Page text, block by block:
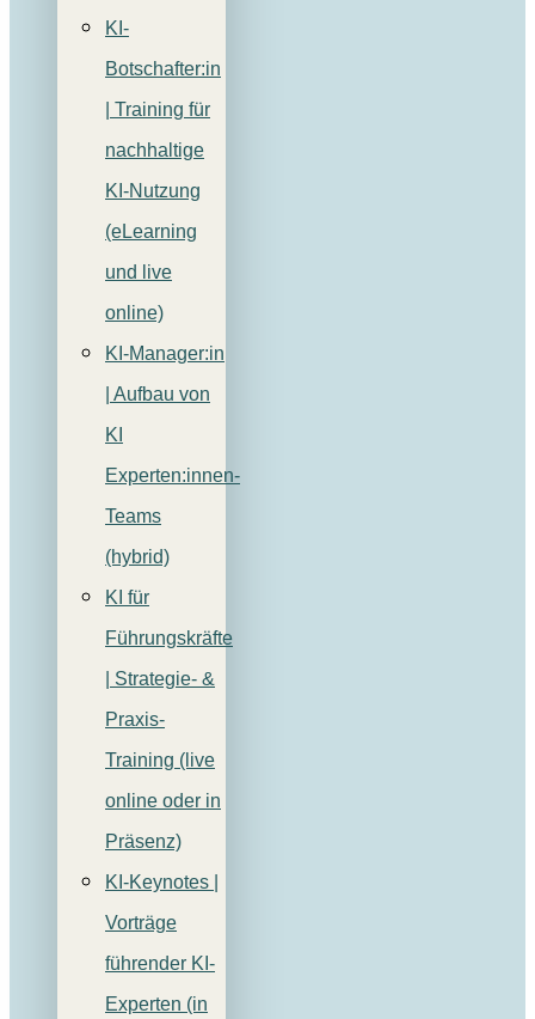
KI-
Botschafter:in
| Training für
nachhaltige
KI-Nutzung
(eLearning
und live
online)
KI-Manager:in
| Aufbau von
KI
Experten:innen-
Teams
(hybrid)
KI für
Führungskräfte
| Strategie- &
Praxis-
Training (live
online oder in
Präsenz)
KI-Keynotes |
Vorträge
führender KI-
Experten (in